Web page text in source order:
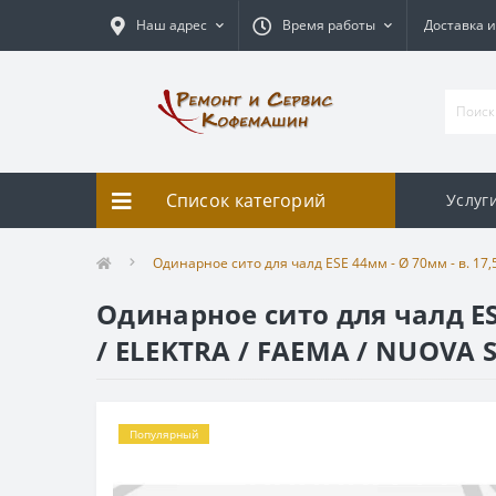
Наш адрес Время работы Доставка
Список категорий
Одинарное сито для чалд ESE 44мм - Ø 70мм - в.
Одинарное сито для чалд
/ ELEKTRA / FAEMA / NUOVA
Популярный